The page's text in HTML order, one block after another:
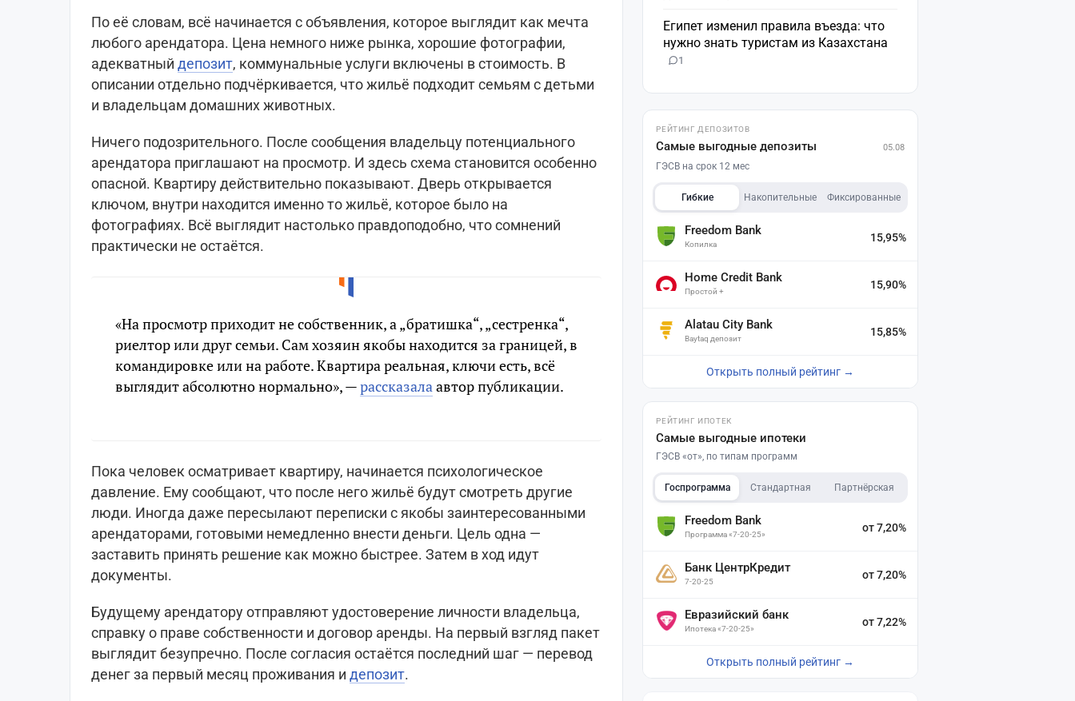
По её словам, всё начинается с объявления, которое выглядит как мечта
любого арендатора. Цена немного ниже рынка, хорошие фотографии,
адекватный депозит, коммунальные услуги включены в стоимость. В
описании отдельно подчёркивается, что жильё подходит семьям с детьми
и владельцам домашних животных.
Ничего подозрительного. После сообщения владельцу потенциального
арендатора приглашают на просмотр. И здесь схема становится особенно
опасной. Квартиру действительно показывают. Дверь открывается
ключом, внутри находится именно то жильё, которое было на
фотографиях. Всё выглядит настолько правдоподобно, что сомнений
практически не остаётся.
«На просмотр приходит не собственник, а „братишка“, „сестренка“,
риелтор или друг семьи. Сам хозяин якобы находится за границей, в
командировке или на работе. Квартира реальная, ключи есть, всё
выглядит абсолютно нормально», —рассказала автор публикации.
Пока человек осматривает квартиру, начинается психологическое
давление. Ему сообщают, что после него жильё будут смотреть другие
люди. Иногда даже пересылают переписки с якобы заинтересованными
арендаторами, готовыми немедленно внести деньги. Цель одна —
заставить принять решение как можно быстрее. Затем в ход идут
документы.
Будущему арендатору отправляют удостоверение личности владельца,
справку о праве собственности и договор аренды. На первый взгляд пакет
выглядит безупречно. После согласия остаётся последний шаг — перевод
денег за первый месяц проживания и депозит.
Египет изменил правила въезда: что
нужно знать туристам из Казахстана
1
РЕЙТИНГ ДЕПОЗИТОВ
Самые выгодные депозиты 05.08
ГЭСВ на срок 12 мес
Гибкие Накопительные Фиксированные
Freedom Bank
Копилка
15,95%
Home Credit Bank
Простой +
15,90%
Alatau City Bank
Baytaq депозит
15,85%
Открыть полный рейтинг →
РЕЙТИНГ ИПОТЕК
Самые выгодные ипотеки
ГЭСВ «от», по типам программ
Госпрограмма Стандартная Партнёрская
Freedom Bank
Программа «7-20-25»
от 7,20%
Банк ЦентрКредит
7-20-25
от 7,20%
Евразийский банк
Ипотека «7-20-25»
от 7,22%
Открыть полный рейтинг →